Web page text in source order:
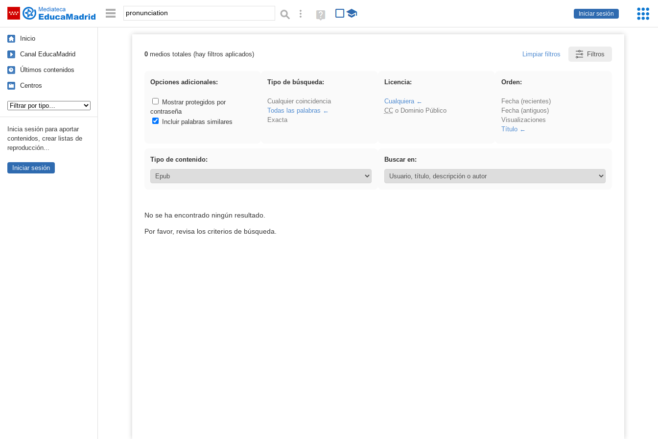
Saltar navegación
Iniciar sesión
Palabra o frase: Búsqueda avanzada
Ayuda
(en
Inicio
Canal EducaMadrid
Últimos contenidos
Centros
Inicia sesión para aportar
contenidos, crear listas de
reproducción...
Iniciar sesión
Resultados de: pronunciation
0medios totales (hay filtros aplicados) Limpiar filtros Filtros
Opciones adicionales:
Mostrar protegidos por
contraseña
Incluir palabras similares
Tipo de búsqueda:
Cualquier coincidencia
Todas las palabras
Exacta
Licencia:
Cualquiera
CCo Dominio Público
Orden:
Fecha (recientes)
Fecha (antiguos)
Visualizaciones
Título
Tipo de contenido: Buscar en:
No se ha encontrado ningún resultado.
Por favor, revisa los criterios de búsqueda.